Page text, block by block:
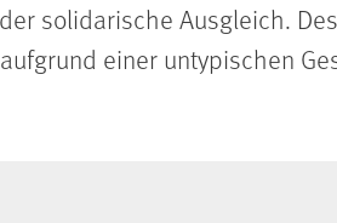
solidarische Ausgleich.
einer untypischen